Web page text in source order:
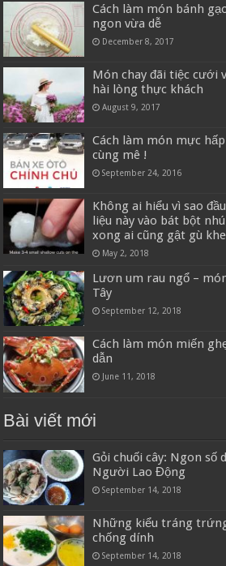
Cách làm món bánh
ngon vừa dễ
December 8, 2017
Món chay đãi tiệc cưới
hài lòng thực khách
August 9, 2017
Cách làm món mực
cùng mê !
September 24, 2016
Không ai hiểu vì sao
liệu này vào bát bột
xong ai cũng gật gù
May 2, 2018
Lươn um rau ngổ –
Tây
September 12, 2018
Cách làm món miến
dẫn
June 11, 2018
Bài viết mới
Gỏi chuối cây: Ngon số
Người Lao Động
September 14, 2018
Những kiểu tráng
chống dính
September 14, 2018